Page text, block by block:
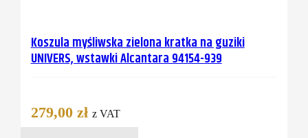
Koszula myśliwska zielona kratka na guziki
UNIVERS, wstawki Alcantara 94154-939
279,00 zł z VAT